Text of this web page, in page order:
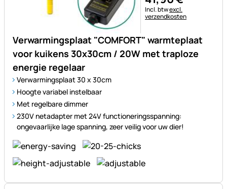
Verwarmingsplaat "COMFORT" warmteplaat
voor kuikens 30x30cm / 20W met traploze
energie regelaar
Verwarmingsplaat 30 x 30cm
Hoogte variabel instelbaar
Met regelbare dimmer
230V netadapter met 24V functioneringsspanning:
ongevaarlijke lage spanning, zeer veilig voor uw dier!
Belastinginformatie:
Incl. btwexcl.
verzendkosten